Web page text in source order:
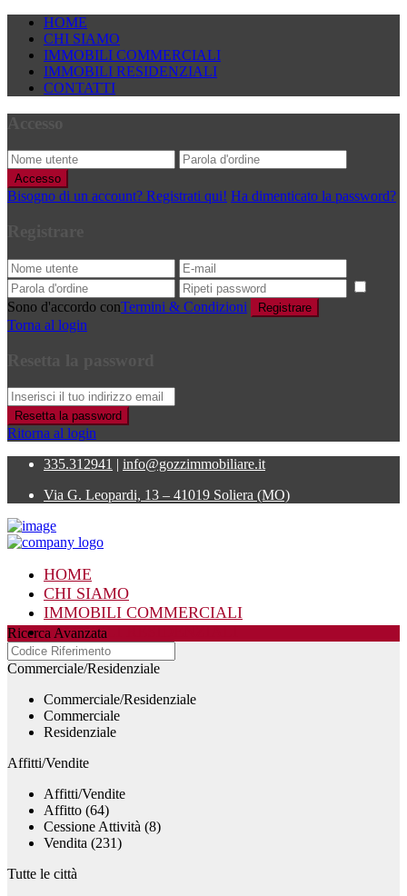
HOME
CHI SIAMO
IMMOBILI COMMERCIALI
IMMOBILI RESIDENZIALI
CONTATTI
Accesso
Bisogno di un account? Registrati qui! Ha dimenticato la password?
Sono d'accordo conTermini & Condizioni Registrare
Torna al login
Resetta la password
Ritorna al login
335.312941 | info@gozzimmobiliare.it
Via G. Leopardi, 13 – 41019 Soliera (MO)
HOME
CHI SIAMO
IMMOBILI COMMERCIALI
IMMOBILI RESIDENZIALI
CONTATTI
Ricerca Avanzata
Commerciale/Residenziale
Commerciale/Residenziale
Commerciale
Residenziale
Affitti/Vendite
Affitti/Vendite
Affitto (64)
Cessione Attività (8)
Vendita (231)
Tutte le città